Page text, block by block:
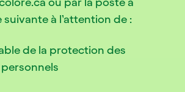
à l’attention de :
de la protection des